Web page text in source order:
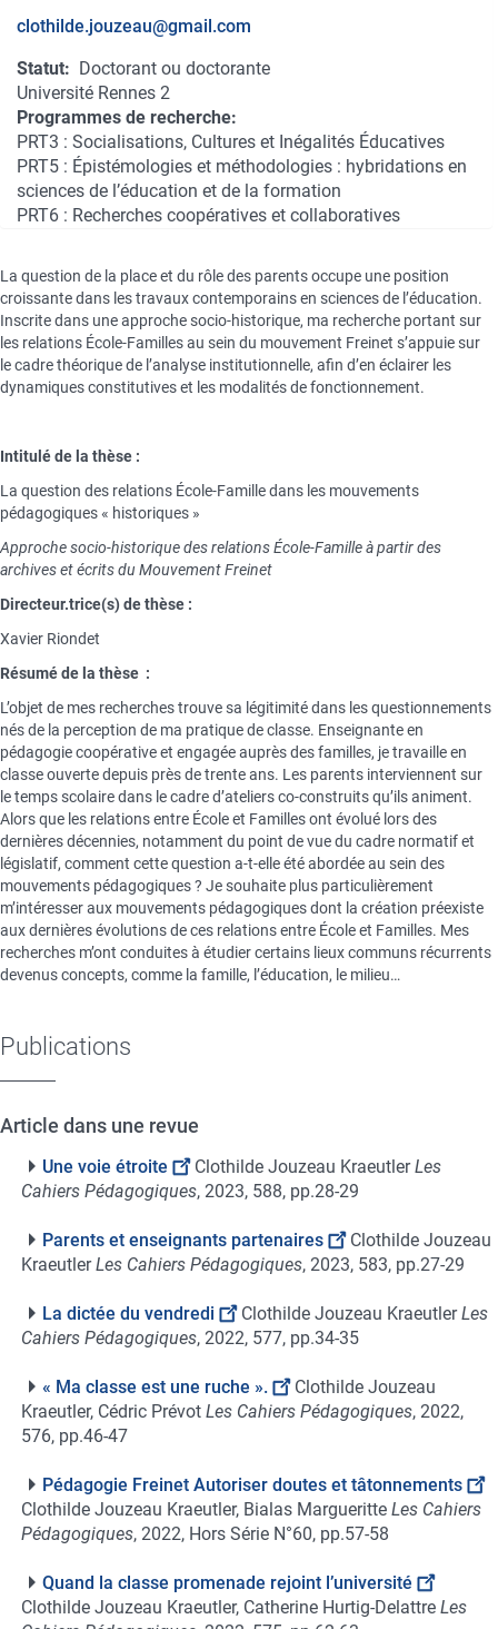
Courriel
clothilde.jouzeau@gmail.com
Statut
Doctorant ou doctorante
Université Rennes 2
Programmes de recherche
PRT3 : Socialisations, Cultures et Inégalités Éducatives
PRT5 : Épistémologies et méthodologies : hybridations en
sciences de l’éducation et de la formation
PRT6 : Recherches coopératives et collaboratives
La question de la place et du rôle des parents occupe une position
croissante dans les travaux contemporains en sciences de l’éducation.
Inscrite dans une approche socio-historique, ma recherche portant sur
les relations École-Familles au sein du mouvement Freinet s’appuie sur
le cadre théorique de l’analyse institutionnelle, afin d’en éclairer les
dynamiques constitutives et les modalités de fonctionnement.
Intitulé de la thèse :
La question des relations École-Famille dans les mouvements
pédagogiques « historiques »
Approche socio-historique des relations École-Famille à partir des
archives et écrits du Mouvement Freinet
Directeur.trice(s) de thèse :
Xavier Riondet
Résumé de la thèse :
L’objet de mes recherches trouve sa légitimité dans les questionnements
nés de la perception de ma pratique de classe. Enseignante en
pédagogie coopérative et engagée auprès des familles, je travaille en
classe ouverte depuis près de trente ans. Les parents interviennent sur
le temps scolaire dans le cadre d’ateliers co-construits qu’ils animent.
Alors que les relations entre École et Familles ont évolué lors des
dernières décennies, notamment du point de vue du cadre normatif et
législatif, comment cette question a-t-elle été abordée au sein des
mouvements pédagogiques ? Je souhaite plus particulièrement
m’intéresser aux mouvements pédagogiques dont la création préexiste
aux dernières évolutions de ces relations entre École et Familles. Mes
recherches m’ont conduites à étudier certains lieux communs récurrents
devenus concepts, comme la famille, l’éducation, le milieu…
Publications
Article dans une revue
Une voie étroite Clothilde Jouzeau Kraeutler Les
Cahiers Pédagogiques, 2023, 588, pp.28-29
Parents et enseignants partenaires
Clothilde Jouzeau
Kraeutler Les Cahiers Pédagogiques, 2023, 583, pp.27-29
La dictée du vendredi Clothilde Jouzeau Kraeutler Les
Cahiers Pédagogiques, 2022, 577, pp.34-35
« Ma classe est une ruche ».
Clothilde Jouzeau
Kraeutler, Cédric Prévot Les Cahiers Pédagogiques, 2022,
576, pp.46-47
Pédagogie Freinet Autoriser doutes et tâtonnements
Clothilde Jouzeau Kraeutler, Bialas Margueritte Les Cahiers
Pédagogiques, 2022, Hors Série N°60, pp.57-58
Quand la classe promenade rejoint l’université
Clothilde Jouzeau Kraeutler, Catherine Hurtig-Delattre Les